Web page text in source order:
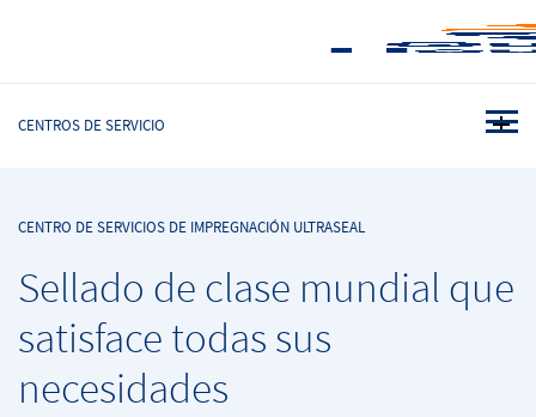
CENTROS DE SERVICIO
CENTRO DE SERVICIOS DE IMPREGNACIÓN ULTRASEAL
Sellado de clase mundial que
satisface todas sus
necesidades